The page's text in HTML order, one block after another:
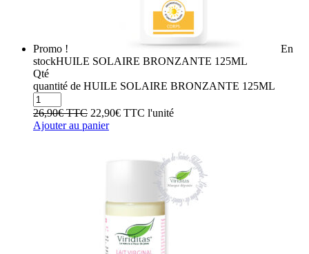
Promo !
En
stockHUILE SOLAIRE BRONZANTE 125ML
Qté
quantité de HUILE SOLAIRE BRONZANTE 125ML
26,90€TTC 22,90€ TTC l'unité
Ajouter au panier